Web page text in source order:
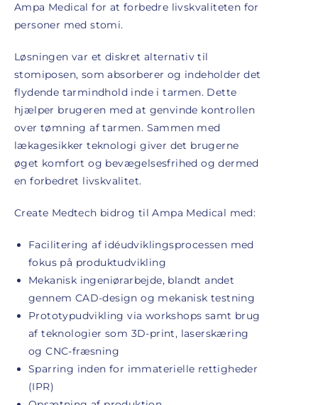
Ampa Medical for at forbedre livskvaliteten for
personer med stomi.
Løsningen var et diskret alternativ til
stomiposen, som absorberer og indeholder det
flydende tarmindhold inde i tarmen. Dette
hjælper brugeren med at genvinde kontrollen
over tømning af tarmen. Sammen med
lækagesikker teknologi giver det brugerne
øget komfort og bevægelsesfrihed og dermed
en forbedret livskvalitet.
Create Medtech bidrog til Ampa Medical med:
Facilitering af idéudviklingsprocessen med
fokus på produktudvikling
Mekanisk ingeniørarbejde, blandt andet
gennem CAD-design og mekanisk testning
Prototypudvikling via workshops samt brug
af teknologier som 3D-print, laserskæring
og CNC-fræsning
Sparring inden for immaterielle rettigheder
(IPR)